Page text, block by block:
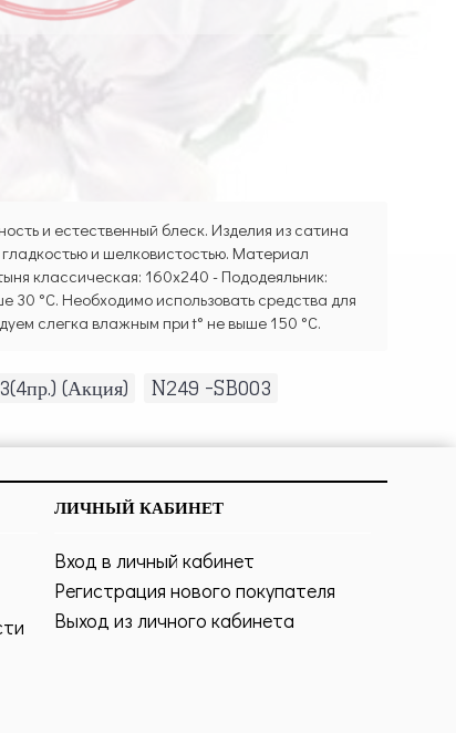
и естественный блеск. Изделия из сатина
и шелковистостью. Материал
классическая: 160х240 - Пододеяльник:
°C. Необходимо использовать средства для
слегка влажным при t° не выше 150 °C.
(Акция) N249 -SB003
ЛИЧНЫЙ КАБИНЕТ
Вход в личный кабинет
Регистрация нового покупателя
Выход из личного кабинета